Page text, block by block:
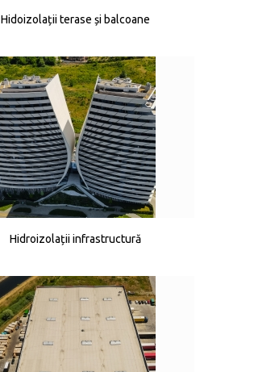
Hidoizolații terase și balcoane
Hidroizolații infrastructură